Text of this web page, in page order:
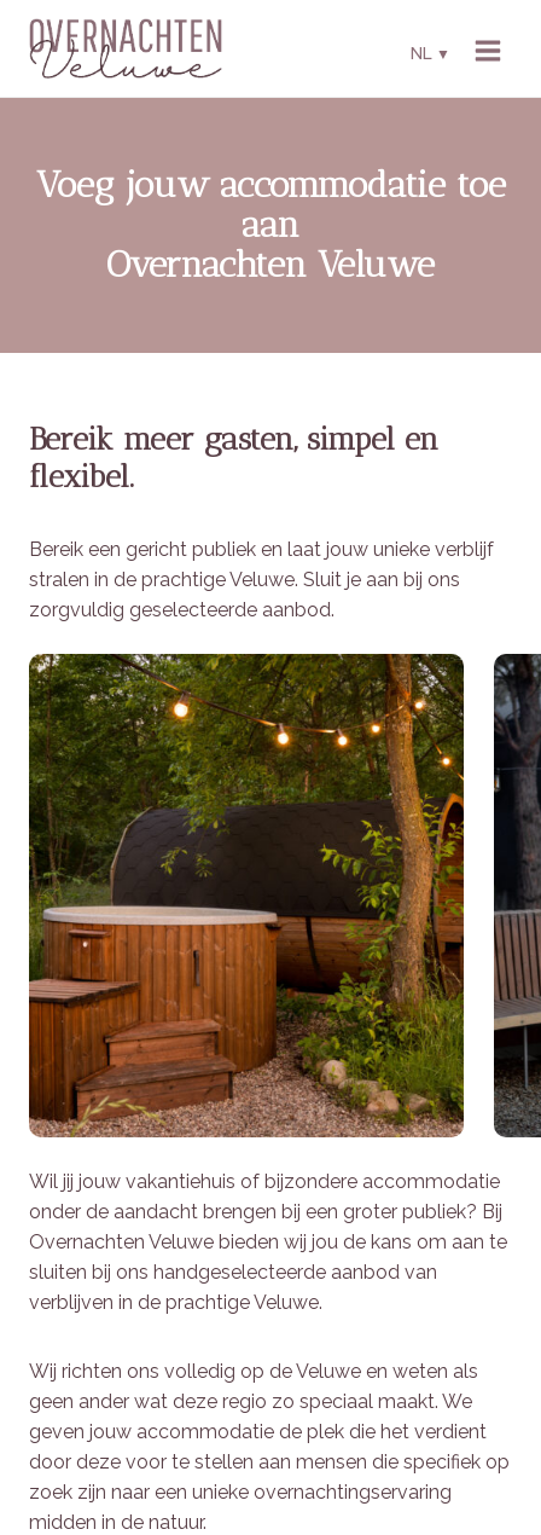
content
NL ▼
Voeg jouw accommodatie toe
aan
Overnachten Veluwe
Bereik meer gasten, simpel en
flexibel.
Bereik een gericht publiek en laat jouw unieke verblijf
stralen in de prachtige Veluwe. Sluit je aan bij ons
zorgvuldig geselecteerde aanbod.
Wil jij jouw vakantiehuis of bijzondere accommodatie
onder de aandacht brengen bij een groter publiek? Bij
Overnachten Veluwe bieden wij jou de kans om aan te
sluiten bij ons handgeselecteerde aanbod van
verblijven in de prachtige Veluwe.
Wij richten ons volledig op de Veluwe en weten als
geen ander wat deze regio zo speciaal maakt. We
geven jouw accommodatie de plek die het verdient
door deze voor te stellen aan mensen die specifiek op
zoek zijn naar een unieke overnachtingservaring
midden in de natuur.